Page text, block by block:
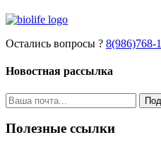
Остались вопросы ? 8(986)768-
Новостная рассылка
Полезные ссылки